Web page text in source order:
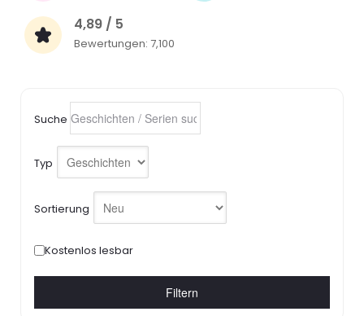
4,89 / 5
Bewertungen: 7,100
Suche
Typ
Sortierung
Kostenlos lesbar
Filtern